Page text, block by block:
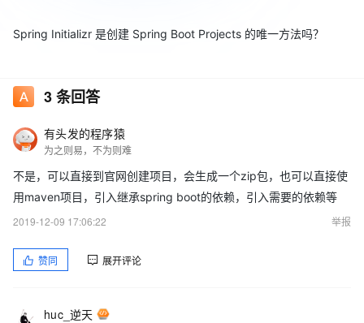
Spring Initializr 是创建 Spring Boot Projects 的唯一方法吗？
3条回答
有头发的程序猿
为之则易，不为则难
不是，可以直接到官网创建项目，会生成一个zip包，也可以直接使
用maven项目，引入继承spring boot的依赖，引入需要的依赖等
2019-12-09 17:06:22
举报
赞同 展开评论
huc_逆天